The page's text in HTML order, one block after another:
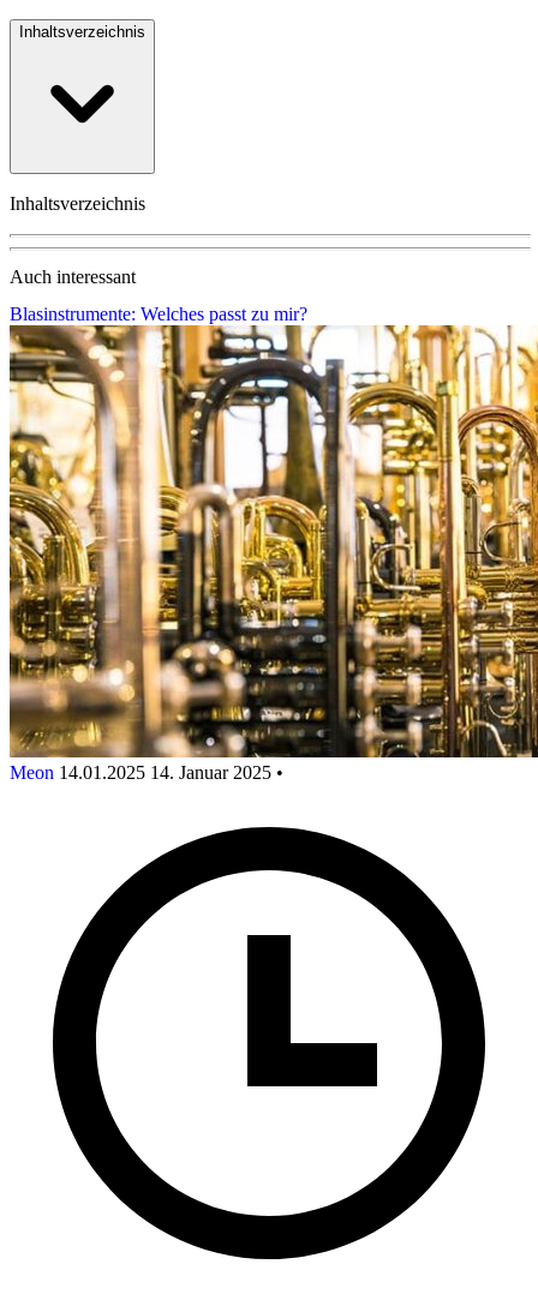
Inhaltsverzeichnis
Inhaltsverzeichnis
Auch interessant
Blasinstrumente: Welches passt zu mir?
Meon 14.01.2025 14. Januar 2025 •